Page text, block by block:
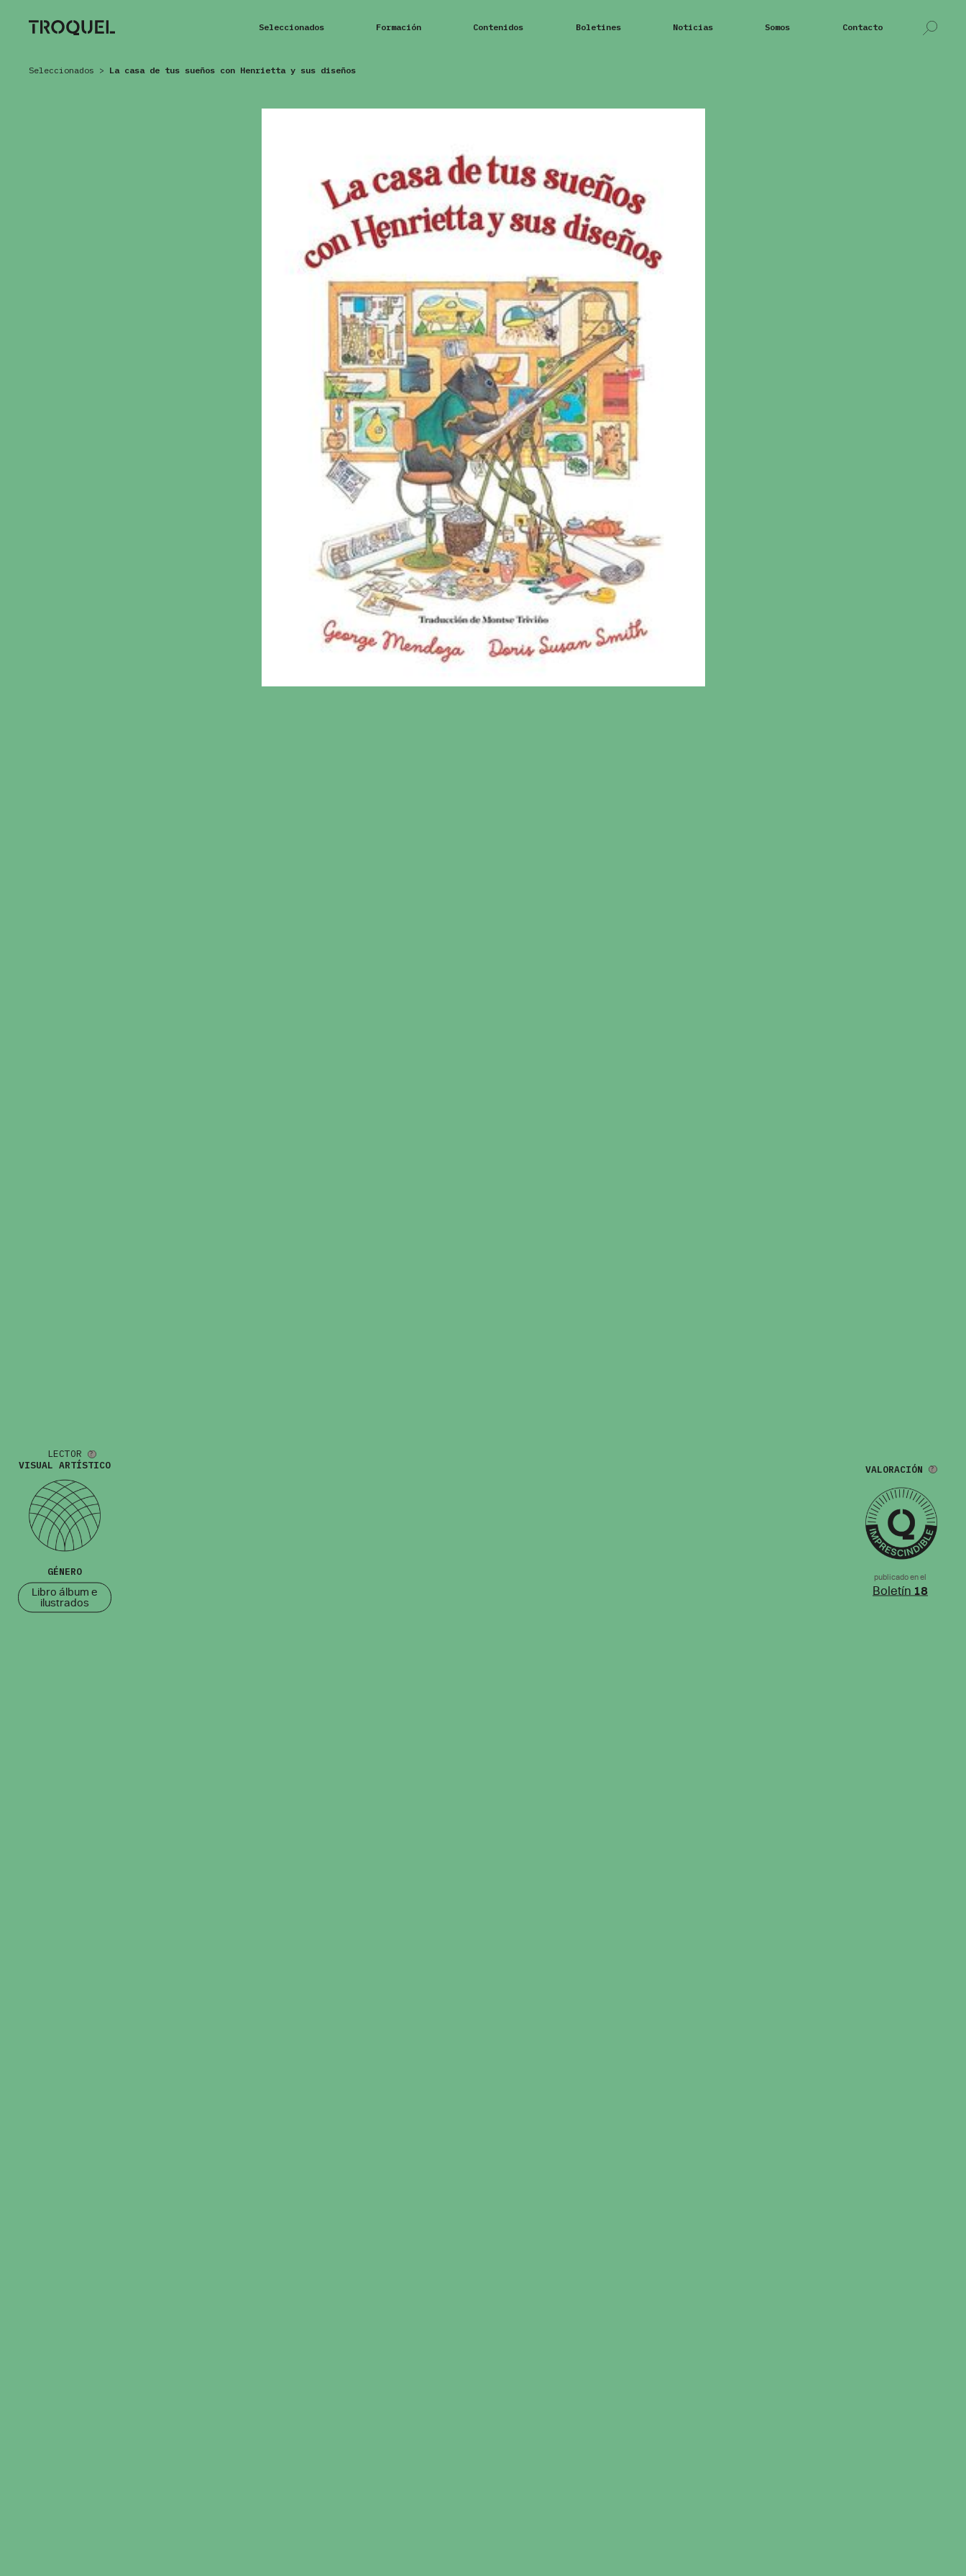
Seleccionados Formación Contenidos Boletines Noticias Somos Contacto
Seleccionados > La casa de tus sueños con Henrietta y sus diseños
LECTOR
VISUAL ARTÍSTICO
GÉNERO
Libro álbum e
ilustrados
VALORACIÓN
publicado en el
Boletín 18